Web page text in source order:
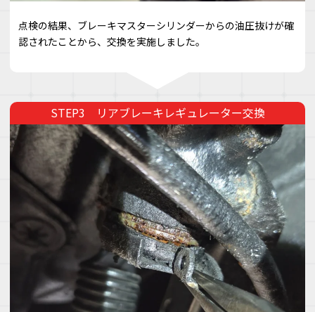
点検の結果、ブレーキマスターシリンダーからの油圧抜けが確
認されたことから、交換を実施しました。
リアブレーキレギュレーター交換